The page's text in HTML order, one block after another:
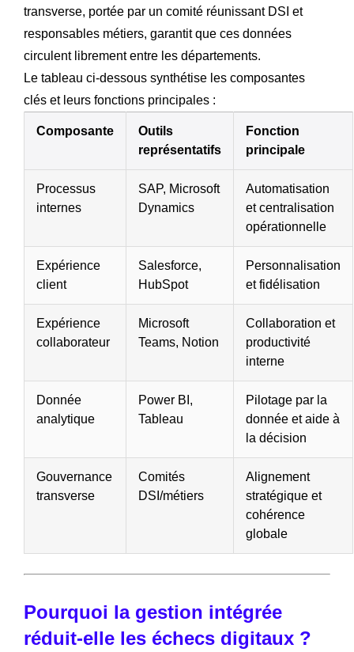
transverse, portée par un comité réunissant DSI et
responsables métiers, garantit que ces données
circulent librement entre les départements.
Le tableau ci-dessous synthétise les composantes
clés et leurs fonctions principales :
Composante
Outils
représentatifs
Fonction
principale
Processus
internes
SAP, Microsoft
Dynamics
Automatisation
et centralisation
opérationnelle
Expérience
client
Salesforce,
HubSpot
Personnalisation
et fidélisation
Expérience
collaborateur
Microsoft
Teams, Notion
Collaboration et
productivité
interne
Donnée
analytique
Power BI,
Tableau
Pilotage par la
donnée et aide à
la décision
Gouvernance
transverse
Comités
DSI/métiers
Alignement
stratégique et
cohérence
globale
Pourquoi la gestion intégrée
réduit-elle les échecs digitaux ?